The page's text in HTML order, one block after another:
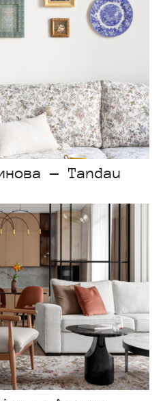
— Tandau